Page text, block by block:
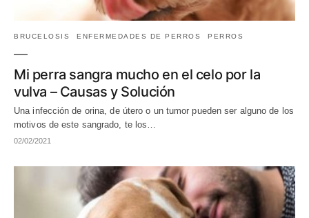
BRUCELOSIS ENFERMEDADES DE PERROS PERROS
Mi perra sangra mucho en el celo por la
vulva – Causas y Solución
Una infección de orina, de útero o un tumor pueden ser alguno de los
motivos de este sangrado, te los…
02/02/2021